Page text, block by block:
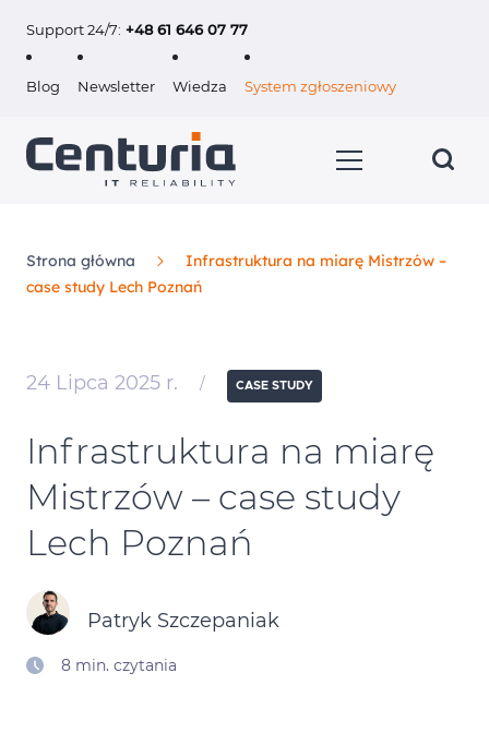
Support 24/7: +48 61 646 07 77
Blog Newsletter Wiedza System zgłoszeniowy
Klienci
Kontakt
Strona główna
Infrastruktura na miarę Mistrzów –
case study Lech Poznań
24 Lipca 2025 r. / CASE STUDY
Infrastruktura na miarę
Mistrzów – case study
Lech Poznań
Patryk Szczepaniak
8 min. czytania